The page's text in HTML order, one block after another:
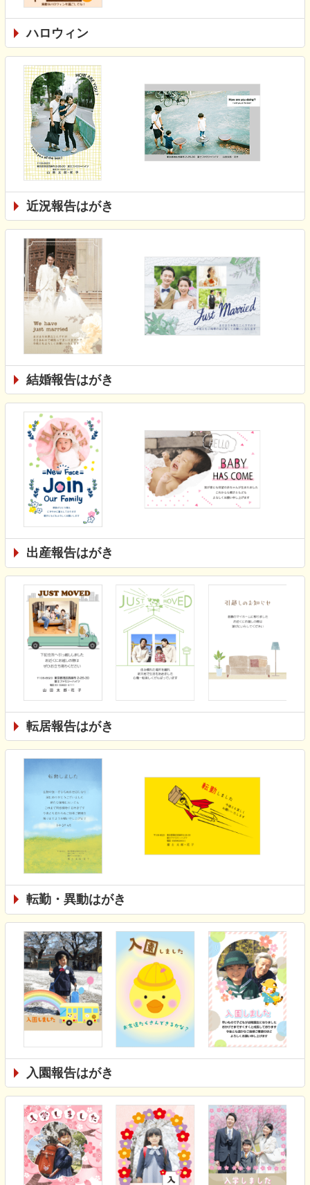
ハロウィン
近況報告はがき
結婚報告はがき
出産報告はがき
転居報告はがき
転勤・異動はがき
入園報告はがき